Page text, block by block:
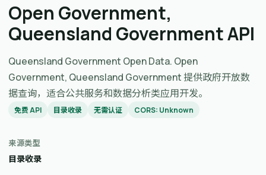
Open Government,
Queensland Government API
Queensland Government Open Data. Open
Government, Queensland Government 提供政府开放数
据查询，适合公共服务和数据分析类应用开发。
免费 API 目录收录 无需认证 CORS: Unknown
来源类型
目录收录